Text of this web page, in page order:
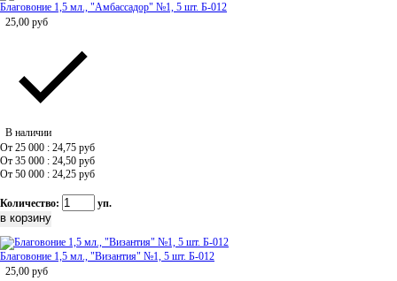
Благовоние 1,5 мл., "Амбассадор" №1, 5 шт. Б-012
25,00 руб
В наличии
От 25 000 : 24,75 руб
От 35 000 : 24,50 руб
От 50 000 : 24,25 руб
Количество: уп.
Благовоние 1,5 мл., "Византия" №1, 5 шт. Б-012
25,00 руб